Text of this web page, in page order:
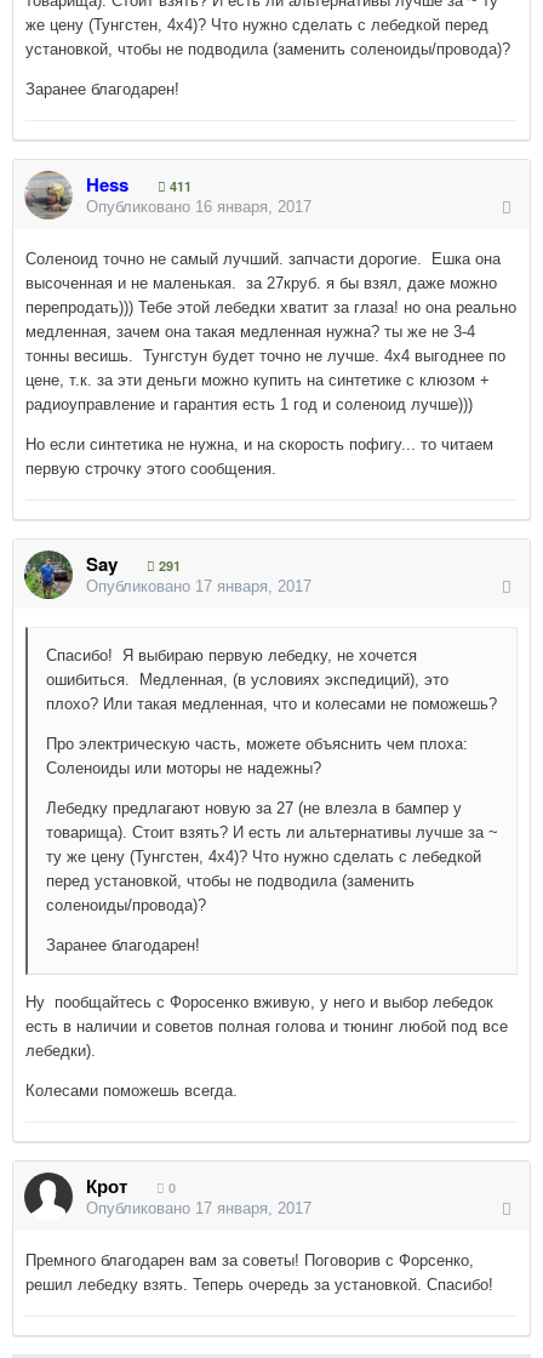
же цену (Тунгстен, 4х4)? Что нужно сделать с лебедкой перед
установкой, чтобы не подводила (заменить соленоиды/провода)?
Заранее благодарен!
Hess
411
Опубликовано 16 января, 2017
Соленоид точно не самый лучший. запчасти дорогие. Ешка она
высоченная и не маленькая. за 27круб. я бы взял, даже можно
перепродать))) Тебе этой лебедки хватит за глаза! но она реально
медленная, зачем она такая медленная нужна? ты же не 3-4
тонны весишь. Тунгстун будет точно не лучше. 4х4 выгоднее по
цене, т.к. за эти деньги можно купить на синтетике с клюзом +
радиоуправление и гарантия есть 1 год и соленоид лучше)))
Но если синтетика не нужна, и на скорость пофигу... то читаем
первую строчку этого сообщения.
Say
291
Опубликовано 17 января, 2017
Спасибо! Я выбираю первую лебедку, не хочется
ошибиться. Медленная, (в условиях экспедиций), это
плохо? Или такая медленная, что и колесами не поможешь?
Про электрическую часть, можете объяснить чем плоха:
Соленоиды или моторы не надежны?
Лебедку предлагают новую за 27 (не влезла в бампер у
товарища). Стоит взять? И есть ли альтернативы лучше за ~
ту же цену (Тунгстен, 4х4)? Что нужно сделать с лебедкой
перед установкой, чтобы не подводила (заменить
соленоиды/провода)?
Заранее благодарен!
Ну пообщайтесь с Форосенко вживую, у него и выбор лебедок
есть в наличии и советов полная голова и тюнинг любой под все
лебедки).
Колесами поможешь всегда.
Крот
0
Опубликовано 17 января, 2017
Премного благодарен вам за советы! Поговорив с Форсенко,
решил лебедку взять. Теперь очередь за установкой. Спасибо!